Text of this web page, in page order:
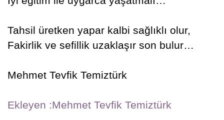
Tahsil üretken yapar kalbi sağlıklı olur,
Fakirlik ve sefillik uzaklaşır son bulur…
Mehmet Tevfik Temiztürk
Ekleyen :Mehmet Tevfik Temiztürk